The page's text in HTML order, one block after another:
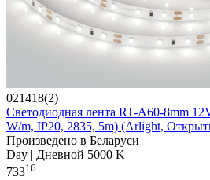
021418(2)
Светодиодная лента RT-A60-8mm
W/m, IP20, 2835, 5m) (Arlight,
Произведено в Беларуси
Day | Дневной 5000 K
73316